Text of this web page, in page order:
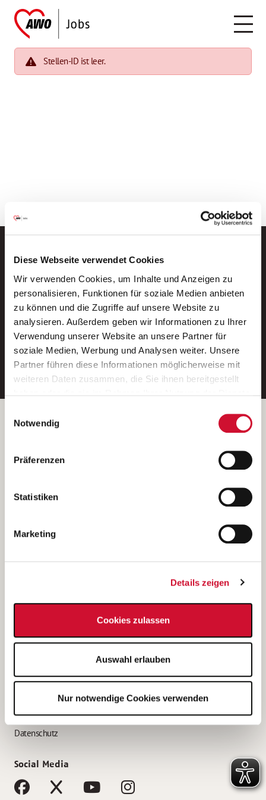
Diese Webseite verwendet Cookies
Wir verwenden Cookies, um Inhalte und Anzeigen zu
personalisieren, Funktionen für soziale Medien anbieten
zu können und die Zugriffe auf unsere Website zu
analysieren. Außerdem geben wir Informationen zu Ihrer
Verwendung unserer Website an unsere Partner für
soziale Medien, Werbung und Analysen weiter. Unsere
Partner führen diese Informationen möglicherweise mit
weiteren Daten zusammen, die Sie ihnen bereitgestellt
Wenn Sie auf „Cookies zulassen“ klicken, so stimmen
Sie der Speicherung sämtlicher Cookies zu. Sie können
Ihre Einwilligung selbstverständlich jederzeit widerrufen,
indem Sie die Cookie-Einstellungen aufrufen und diese
unsererDatenschutzerklärung
Notwendig
Präferenzen
Statistiken
Marketing
Details zeigen
Cookies zulassen
Auswahl erlauben
Nur notwendige Cookies verwenden
Stellen-ID ist leer.
Neue Stellen per E-Mail.
Ein kostenloser Service von AWO
Jobs.
E-Mail-Adresse eintragen
Betreiber der Webseite
Kantstraße 45a
(Ein Tochterunternehmen des AWO Bezirksverbandes Unterfranken
e.V.)
Bewerbung als Altenpflegehelfer*in
Bewerbung als Erzieher*in
AWO Gliederungen nach Bundesland
Impressum
Datenschutz
Social Media